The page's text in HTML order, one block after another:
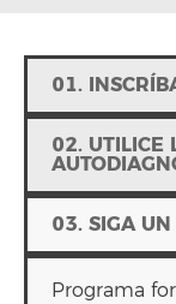
01.
02. UTILICE
03. SIGA
Programa